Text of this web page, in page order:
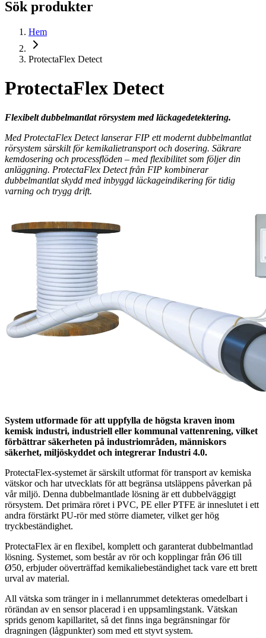
Sök produkter
Hem
ProtectaFlex Detect
ProtectaFlex Detect
Flexibelt dubbelmantlat rörsystem med läckagedetektering.
Med ProtectaFlex Detect lanserar FIP ett modernt dubbelmantlat
rörsystem särskilt för kemikalietransport och dosering. Säkrare
kemdosering och processflöden – med flexibilitet som följer din
anläggning. ProtectaFlex Detect från FIP kombinerar
dubbelmantlat skydd med inbyggd läckageindikering för tidig
varning och trygg drift.
System utformade för att uppfylla de högsta kraven inom
kemisk industri, industriell eller kommunal vattenrening, vilket
förbättrar säkerheten på industriområden, människors
säkerhet, miljöskyddet och integrerar Industri 4.0.
ProtectaFlex-systemet är särskilt utformat för transport av kemiska
vätskor och har utvecklats för att begränsa utsläppens påverkan på
vår miljö. Denna dubbelmantlade lösning är ett dubbelväggigt
rörsystem. Det primära röret i PVC, PE eller PTFE är inneslutet i ett
andra förstärkt PU-rör med större diameter, vilket ger hög
tryckbeständighet.
ProtectaFlex är en flexibel, komplett och garanterat dubbelmantlad
lösning. Systemet, som består av rör och kopplingar från Ø6 till
Ø50, erbjuder oöverträffad kemikaliebeständighet tack vare ett brett
urval av material.
All vätska som tränger in i mellanrummet detekteras omedelbart i
rörändan av en sensor placerad i en uppsamlingstank. Vätskan
sprids genom kapillaritet, så det finns inga begränsningar för
dragningen (lågpunkter) som med ett styvt system.